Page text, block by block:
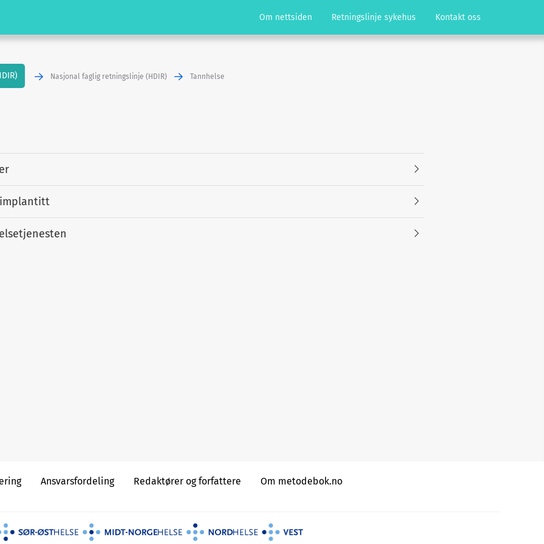
Om nettsiden Retningslinje sykehus Kontakt oss
Nasjonal faglig retningslinje (HDIR) Tannhelse
Ansvarsfordeling Redaktører og forfattere Om metodebok.no